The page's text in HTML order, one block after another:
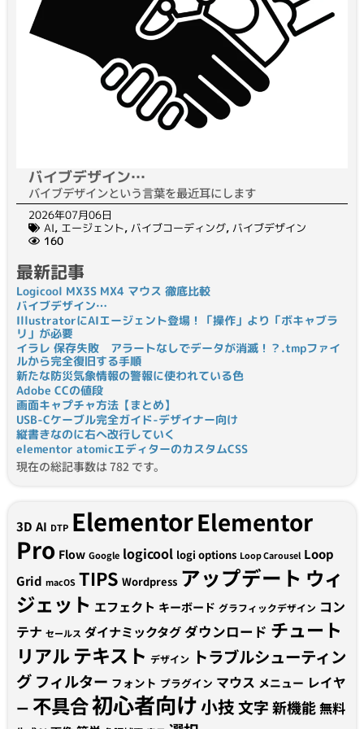
バイブデザイン…
バイブデザインという言葉を最近耳にします
2026年07月06日
AI, エージェント, バイブコーディング, バイブデザイン
160
最新記事
Logicool MX3S MX4 マウス 徹底比較
バイブデザイン…
IllustratorにAIエージェント登場！「操作」より「ボキャブラ
リ」が必要
イラレ 保存失敗 アラートなしでデータが消滅！？.tmpファイ
ルから完全復旧する手順
新たな防災気象情報の警報に使われている色
Adobe CCの値段
画面キャプチャ方法【まとめ】
USB-Cケーブル完全ガイド-デザイナー向け
縦書きなのに右へ改行していく
elementor atomicエディターのカスタムCSS
現在の総記事数は 782 です。
3D AI DTP ElementorElementor
Pro Flow Google logicool logi options Loop Carousel Loop
Grid macOS TIPS Wordpress アップデート ウィ
ジェット エフェクト キーボード グラフィックデザイン コン
テナ セールス ダイナミックタグダウンロード チュート
リアルテキスト デザイン トラブルシューティン
グ フィルター フォント プラグイン マウス メニュー レイヤ
ー 不具合初心者向け小技文字新機能無料